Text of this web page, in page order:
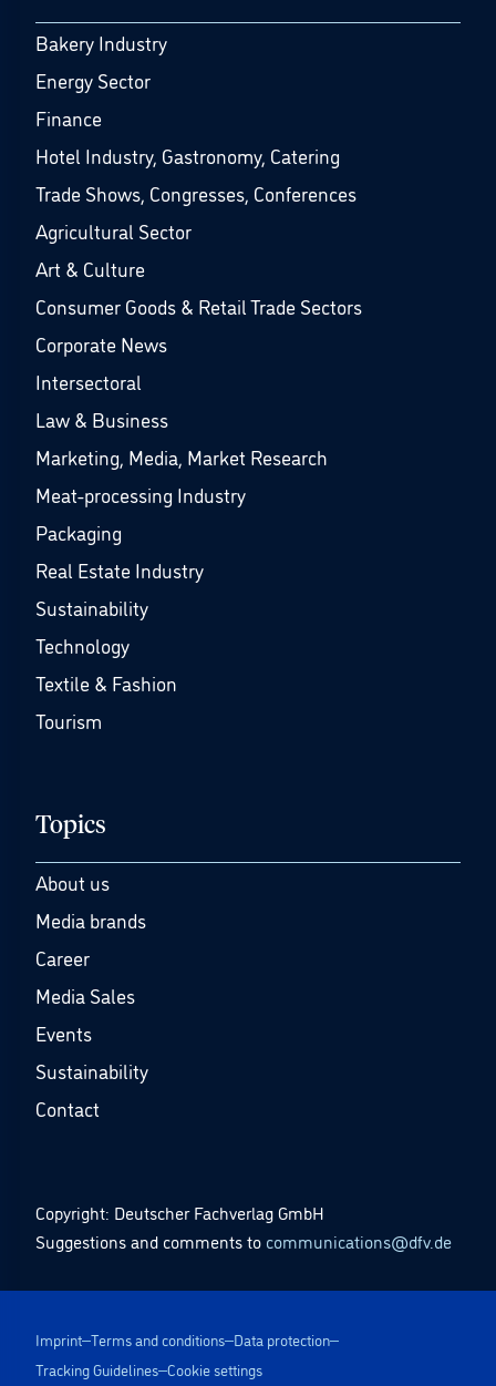
Bakery Industry
Energy Sector
Finance
Hotel Industry, Gastronomy, Catering
Trade Shows, Congresses, Conferences
Agricultural Sector
Art & Culture
Consumer Goods & Retail Trade Sectors
Corporate News
Intersectoral
Law & Business
Marketing, Media, Market Research
Meat-processing Industry
Packaging
Real Estate Industry
Sustainability
Technology
Textile & Fashion
Tourism
Topics
About us
Media brands
Career
Media Sales
Events
Sustainability
Contact
Copyright: Deutscher Fachverlag GmbH
Suggestions and comments to communications@dfv.de
Imprint Terms and conditions Data protection
Tracking Guidelines Cookie settings